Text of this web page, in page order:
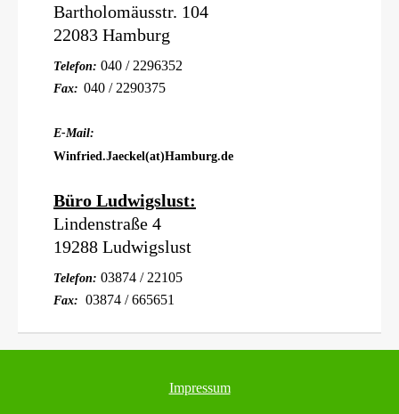
Bartholomäusstr. 104
22083 Hamburg
Telefon: 040 / 2296352
Fax: 040 / 2290375
E-Mail:
Winfried.Jaeckel(at)Hamburg.de
Büro Ludwigslust:
Lindenstraße 4
19288 Ludwigslust
Telefon: 03874 / 22105
Fax: 03874 / 665651
Impressum